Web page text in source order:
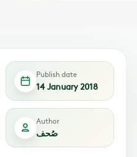
Publish date
14 January 2018
Author
صُحف